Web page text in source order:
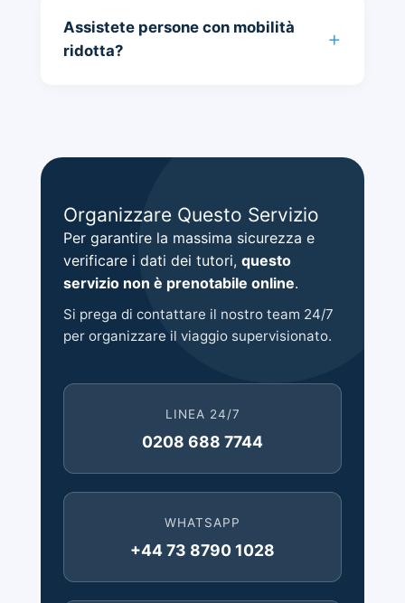
Assistete persone con mobilità
ridotta?
Organizzare Questo Servizio
Per garantire la massima sicurezza e
verificare i dati dei tutori, questo
servizio non è prenotabile online.
Si prega di contattare il nostro team 24/7
per organizzare il viaggio supervisionato.
LINEA 24/7
0208 688 7744
WHATSAPP
+44 73 8790 1028